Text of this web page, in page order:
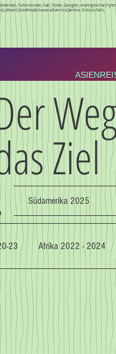
Turkmenistan, Iran, Türkei, Georgien,
Victoria Falls,
Ziel
Südamerika 2025
23 Afrika 2022 - 2024